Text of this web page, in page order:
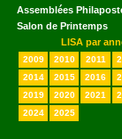
Assemblées
Salon de Printemps
LISA par
2009 2010 2011
2014
2015 2016
2019
2020 2021
2024
2025